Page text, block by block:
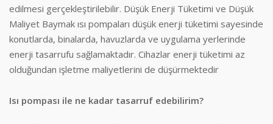
edilmesi gerçekleştirilebilir. Düşük Enerji Tüketimi ve Düşük
Maliyet Baymak ısı pompaları düşük enerji tüketimi sayesinde
konutlarda, binalarda, havuzlarda ve uygulama yerlerinde
enerji tasarrufu sağlamaktadır. Cihazlar enerji tüketimi az
olduğundan işletme maliyetlerini de düşürmektedir
Isı pompası ile ne kadar tasarruf edebilirim?